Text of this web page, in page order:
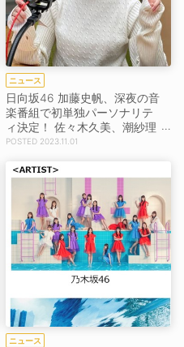
ニュース
日向坂46 加藤史帆、深夜の音
楽番組で初単独パーソナリテ
ィ決定！ 佐々木久美、潮紗理
菜に対する想いを打ち明ける
2023.11.01
ニュース